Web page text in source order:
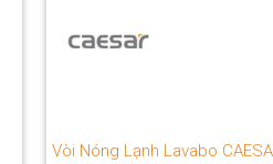
Vòi Nóng Lạnh Lavabo